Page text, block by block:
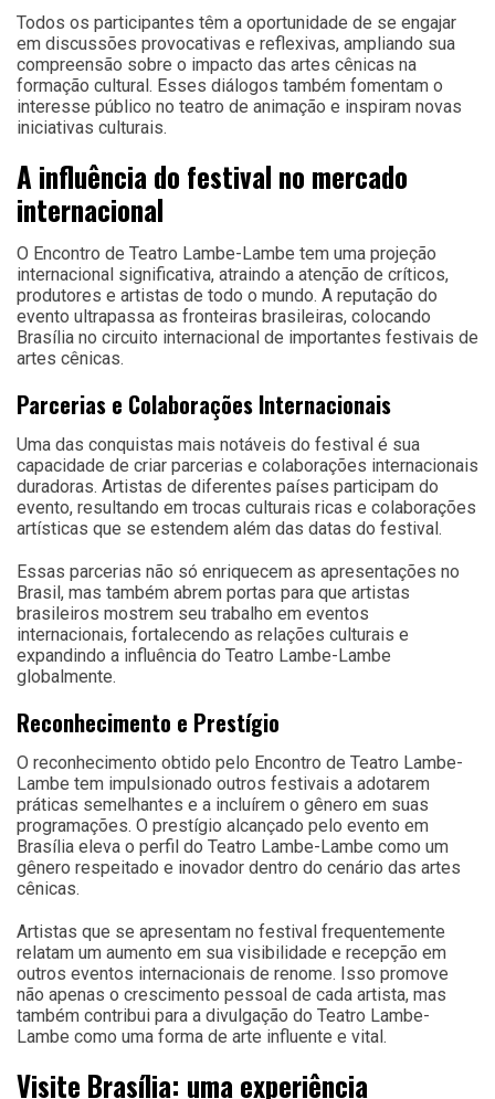
Todos os participantes têm a oportunidade de se engajar
em discussões provocativas e reflexivas, ampliando sua
compreensão sobre o impacto das artes cênicas na
formação cultural. Esses diálogos também fomentam o
interesse público no teatro de animação e inspiram novas
iniciativas culturais.
A influência do festival no mercado
internacional
O Encontro de Teatro Lambe-Lambe tem uma projeção
internacional significativa, atraindo a atenção de críticos,
produtores e artistas de todo o mundo. A reputação do
evento ultrapassa as fronteiras brasileiras, colocando
Brasília no circuito internacional de importantes festivais de
artes cênicas.
Parcerias e Colaborações Internacionais
Uma das conquistas mais notáveis do festival é sua
capacidade de criar parcerias e colaborações internacionais
duradoras. Artistas de diferentes países participam do
evento, resultando em trocas culturais ricas e colaborações
artísticas que se estendem além das datas do festival.
Essas parcerias não só enriquecem as apresentações no
Brasil, mas também abrem portas para que artistas
brasileiros mostrem seu trabalho em eventos
internacionais, fortalecendo as relações culturais e
expandindo a influência do Teatro Lambe-Lambe
globalmente.
Reconhecimento e Prestígio
O reconhecimento obtido pelo Encontro de Teatro Lambe-
Lambe tem impulsionado outros festivais a adotarem
práticas semelhantes e a incluírem o gênero em suas
programações. O prestígio alcançado pelo evento em
Brasília eleva o perfil do Teatro Lambe-Lambe como um
gênero respeitado e inovador dentro do cenário das artes
cênicas.
Artistas que se apresentam no festival frequentemente
relatam um aumento em sua visibilidade e recepção em
outros eventos internacionais de renome. Isso promove
não apenas o crescimento pessoal de cada artista, mas
também contribui para a divulgação do Teatro Lambe-
Lambe como uma forma de arte influente e vital.
Visite Brasília: uma experiência